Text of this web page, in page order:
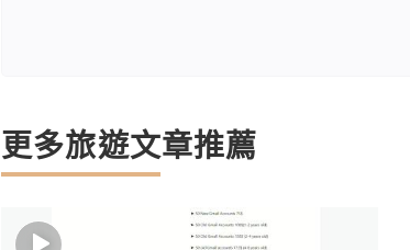
更多旅遊文章推薦